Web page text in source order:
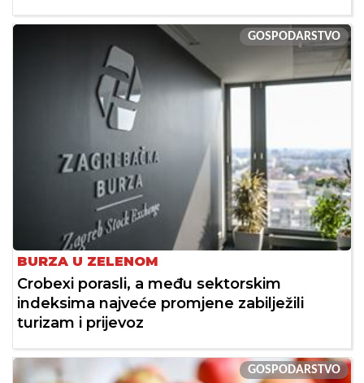
GOSPODARSTVO
BURZA U ZELENOM
Crobexi porasli, a među sektorskim
indeksima najveće promjene zabilježili
turizam i prijevoz
GOSPODARSTVO